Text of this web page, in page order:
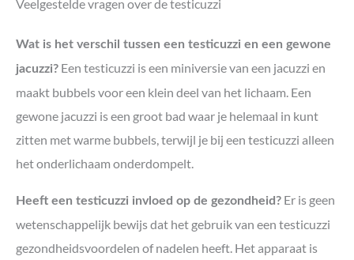
Veelgestelde vragen over de testicuzzi
Wat is het verschil tussen een testicuzzi en een gewone
jacuzzi? Een testicuzzi is een miniversie van een jacuzzi en
maakt bubbels voor een klein deel van het lichaam. Een
gewone jacuzzi is een groot bad waar je helemaal in kunt
zitten met warme bubbels, terwijl je bij een testicuzzi alleen
het onderlichaam onderdompelt.
Heeft een testicuzzi invloed op de gezondheid? Er is geen
wetenschappelijk bewijs dat het gebruik van een testicuzzi
gezondheidsvoordelen of nadelen heeft. Het apparaat is